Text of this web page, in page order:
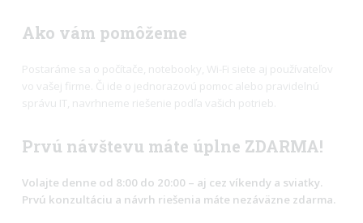
Ako vám pomôžeme
Postaráme sa o počítače, notebooky, Wi-Fi siete aj používateľov
vo vašej firme. Či ide o jednorazovú pomoc alebo pravidelnú
správu IT, navrhneme riešenie podľa vašich potrieb.
Prvú návštevu máte úplne ZDARMA!
Volajte denne od 8:00 do 20:00 – aj cez víkendy a sviatky.
Prvú konzultáciu a návrh riešenia máte nezáväzne zdarma.